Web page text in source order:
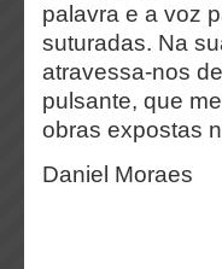
palavra e a voz
suturadas. Na
atravessa-nos
pulsante, que
obras expostas
Daniel Moraes